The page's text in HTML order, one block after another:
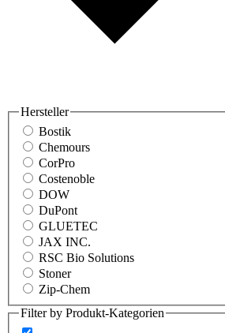
Hersteller
Bostik
Chemours
CorPro
Costenoble
DOW
DuPont
GLUETEC
JAX INC.
RSC Bio Solutions
Stoner
Zip-Chem
Filter by Produkt-Kategorien